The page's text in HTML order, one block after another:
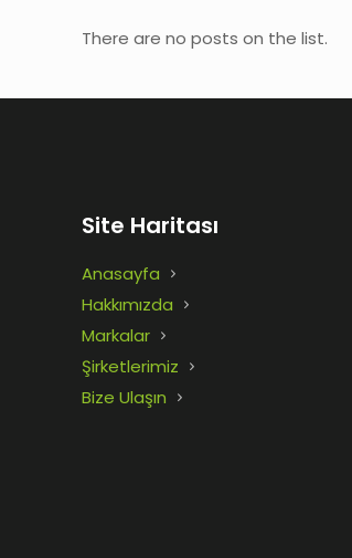
There are no posts on the list.
Site Haritası
Anasayfa
Hakkımızda
Markalar
Şirketlerimiz
Bize Ulaşın